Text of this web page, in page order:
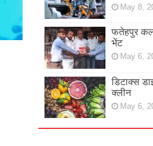
May 8,
फतेहपुर
भेंट
May 6,
डिटाक्स
क्लीन
May 6,